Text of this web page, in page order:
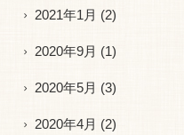
2021年1月 (2)
2020年9月 (1)
2020年5月 (3)
2020年4月 (2)